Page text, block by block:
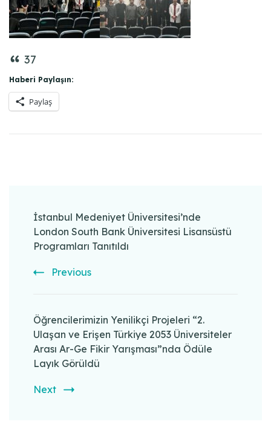
37
Haberi Paylaşın:
Paylaş
Navigation
İstanbul Medeniyet Üniversitesi’nde
London South Bank Üniversitesi Lisansüstü
Programları Tanıtıldı
Previous
Öğrencilerimizin Yenilikçi Projeleri “2.
Ulaşan ve Erişen Türkiye 2053 Üniversiteler
Arası Ar-Ge Fikir Yarışması”nda Ödüle
Layık Görüldü
Next